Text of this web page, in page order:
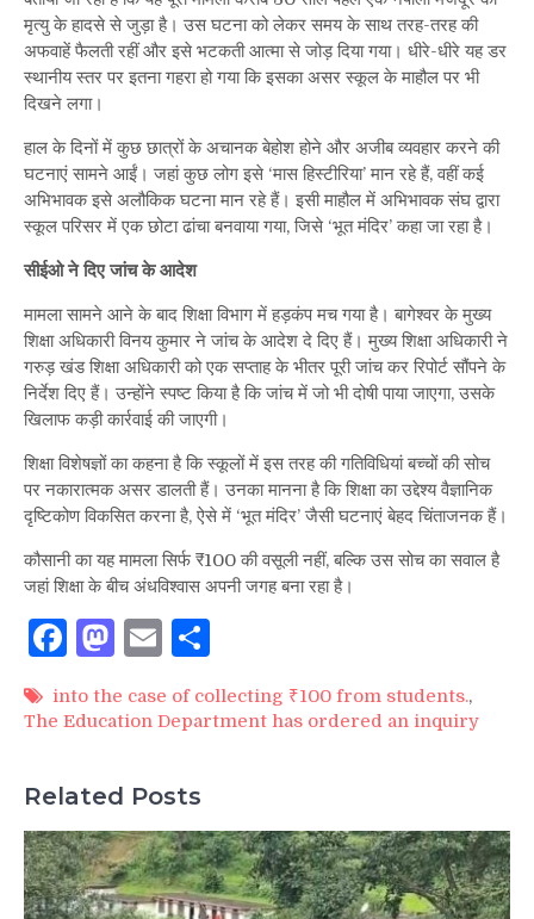
मृत्यु के हादसे से जुड़ा है। उस घटना को लेकर समय के साथ तरह-तरह की
अफवाहें फैलती रहीं और इसे भटकती आत्मा से जोड़ दिया गया। धीरे-धीरे यह डर
स्थानीय स्तर पर इतना गहरा हो गया कि इसका असर स्कूल के माहौल पर भी
दिखने लगा।
हाल के दिनों में कुछ छात्रों के अचानक बेहोश होने और अजीब व्यवहार करने की
घटनाएं सामने आईं। जहां कुछ लोग इसे ‘मास हिस्टीरिया’ मान रहे हैं, वहीं कई
अभिभावक इसे अलौकिक घटना मान रहे हैं। इसी माहौल में अभिभावक संघ द्वारा
स्कूल परिसर में एक छोटा ढांचा बनवाया गया, जिसे ‘भूत मंदिर’ कहा जा रहा है।
सीईओ ने दिए जांच के आदेश
मामला सामने आने के बाद शिक्षा विभाग में हड़कंप मच गया है। बागेश्वर के मुख्य
शिक्षा अधिकारी विनय कुमार ने जांच के आदेश दे दिए हैं। मुख्य शिक्षा अधिकारी ने
गरुड़ खंड शिक्षा अधिकारी को एक सप्ताह के भीतर पूरी जांच कर रिपोर्ट सौंपने के
निर्देश दिए हैं। उन्होंने स्पष्ट किया है कि जांच में जो भी दोषी पाया जाएगा, उसके
खिलाफ कड़ी कार्रवाई की जाएगी।
शिक्षा विशेषज्ञों का कहना है कि स्कूलों में इस तरह की गतिविधियां बच्चों की सोच
पर नकारात्मक असर डालती हैं। उनका मानना है कि शिक्षा का उद्देश्य वैज्ञानिक
दृष्टिकोण विकसित करना है, ऐसे में ‘भूत मंदिर’ जैसी घटनाएं बेहद चिंताजनक हैं।
कौसानी का यह मामला सिर्फ ₹100 की वसूली नहीं, बल्कि उस सोच का सवाल है
जहां शिक्षा के बीच अंधविश्वास अपनी जगह बना रहा है।
Facebook
Mastodon
Email
into the case of collecting ₹100 from students.,
The Education Department has ordered an inquiry
Related Posts